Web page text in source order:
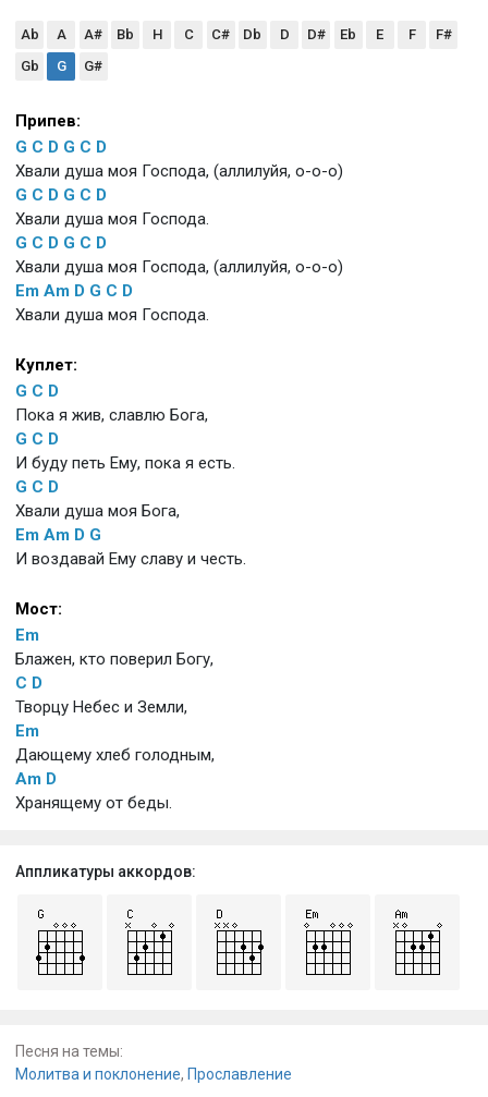
Ab A A# Bb H C C# Db D D# Eb E F
F#
Gb
G G#
Припев:
G C D G C D
Хвали душа моя Господа, (аллилуйя, о-о-о)
G C D G C D
Хвали душа моя Господа.
G C D G C D
Хвали душа моя Господа, (аллилуйя, о-о-о)
Em Am D G C D
Хвали душа моя Господа.
Куплет:
G C D
Пока я жив, славлю Бога,
G C D
И буду петь Ему, пока я есть.
G C D
Хвали душа моя Бога,
Em Am D G
И воздавай Ему славу и честь.
Мост:
Em
Блажен, кто поверил Богу,
C D
Творцу Небес и Земли,
Em
Дающему хлеб голодным,
Am D
Хранящему от беды.
Аппликатуры аккордов:
Песня на темы:
Молитва и поклонение, Прославление